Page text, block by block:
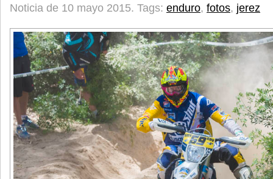
Noticia de 10 mayo 2015. Tags: enduro, fotos, jerez